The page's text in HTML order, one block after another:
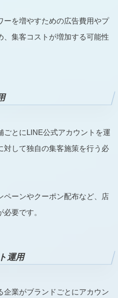
ーを増やすための広告費用やプ
、集客コストが増加する可能性
とにLINE公式アカウントを運
対して独自の集客施策を行う必
ペーンやクーポン配布など、店
要です。
運用
業がブランドごとにアカウン